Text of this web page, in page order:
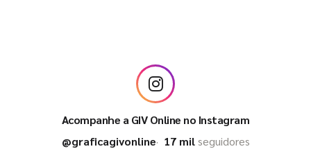
Acompanhe a GIV Online no Instagram
@graficagivonline
17 milseguidores